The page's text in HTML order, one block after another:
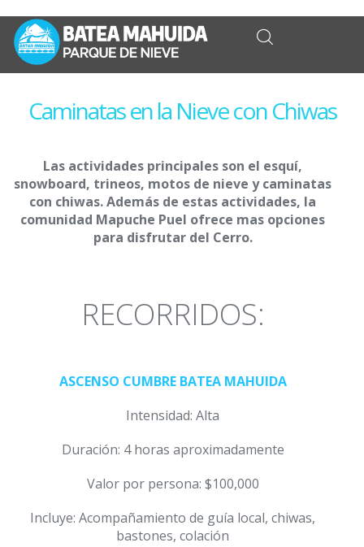
Caminatas en la Nieve con Chiwas
Las actividades principales son el esquí,
snowboard, trineos, motos de nieve y caminatas
con chiwas. Además de estas actividades, la
comunidad Mapuche Puel ofrece mas opciones
para disfrutar del Cerro.
RECORRIDOS:
ASCENSO CUMBRE BATEA MAHUIDA
Intensidad: Alta
Duración: 4 horas aproximadamente
Valor por persona: $100,000
Incluye: Acompañamiento de guía local, chiwas,
bastones, colación